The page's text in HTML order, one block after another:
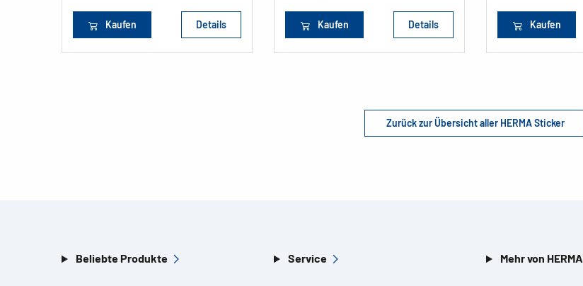
Kaufen Details Kaufen Details Kaufen
Zurück zur Übersicht aller HERMA Sticker
Beliebte Produkte Service Mehr von HERMA